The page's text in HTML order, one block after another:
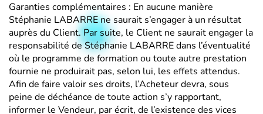
Garanties complémentaires : En aucune manière
Stéphanie LABARRE ne saurait s’engager à un résultat
auprès du Client. Par suite, le Client ne saurait engager la
responsabilité de Stéphanie LABARRE dans l’éventualité
où le programme de formation ou toute autre prestation
fournie ne produirait pas, selon lui, les effets attendus.
Afin de faire valoir ses droits, l’Acheteur devra, sous
peine de déchéance de toute action s’y rapportant,
informer le Vendeur, par écrit, de l’existence des vices